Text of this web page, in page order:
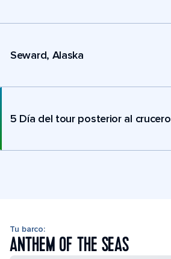
Seward, Alaska
5 Día del tour posterior al crucero
Tu barco:
ANTHEM OF THE SEAS